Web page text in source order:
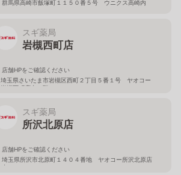
群馬県高崎市飯塚町１１５０番５号 ウニクス高崎内
スギ薬局
岩槻西町店
店舗HPをご確認ください
埼玉県さいたま市岩槻区西町２丁目５番１号 ヤオコー
岩槻西町店内１階
スギ薬局
所沢北原店
店舗HPをご確認ください
埼玉県所沢市北原町１４０４番地 ヤオコー所沢北原店
内